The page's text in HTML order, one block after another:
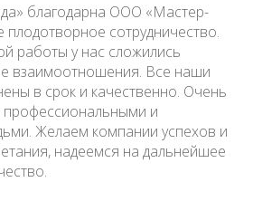
благодарна ООО «Мастер-
плодотворное сотрудничество.
работы у нас сложились
взаимоотношения. Все наши
в срок и качественно. Очень
профессиональными и
Желаем компании успехов и
надеемся на дальнейшее